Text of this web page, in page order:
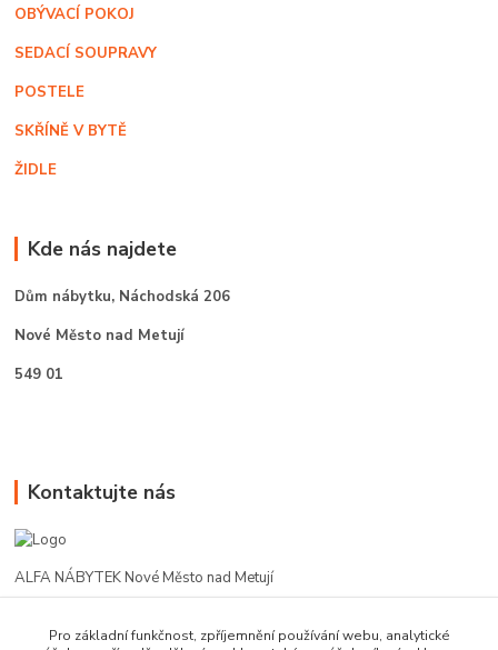
OBÝVACÍ POKOJ
SEDACÍ SOUPRAVY
POSTELE
SKŘÍNĚ V BYTĚ
ŽIDLE
Kde nás najdete
Dům nábytku, Náchodská 206
Nové Město nad Metují
549 01
Kontaktujte nás
ALFA NÁBYTEK Nové Město nad Metují
602 412 331
Pro základní funkčnost, zpříjemnění používání webu, analytické